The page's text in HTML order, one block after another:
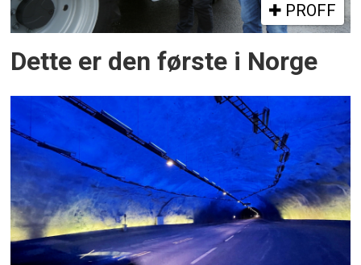
PROFF
Dette er den første i Norge